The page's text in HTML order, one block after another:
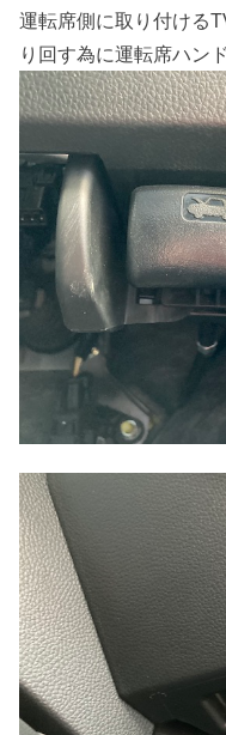
運転席側に取り付ける
り回す為に運転席ハン